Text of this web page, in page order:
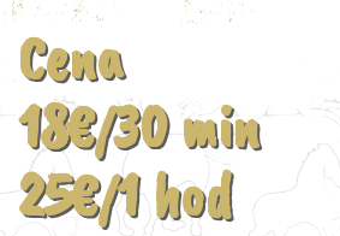
Cena
18€/30 min
25€/1 hod